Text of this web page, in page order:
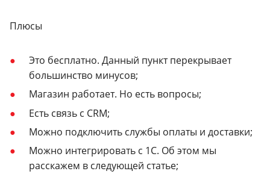
Плюсы
Это бесплатно. Данный пункт перекрывает
большинство минусов;
Магазин работает. Но есть вопросы;
Есть связь с CRM;
Можно подключить службы оплаты и доставки;
Можно интегрировать с 1С. Об этом мы
расскажем в следующей статье;